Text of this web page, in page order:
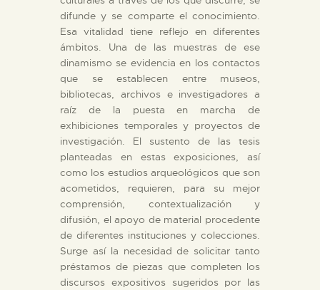
DIDÁCTICA
ESPAÑOL
PREPARAR LA VISITA
ACTIVIDADES
█
EL MUSEO
COLECCIONES
difunde y se comparte el conocimiento.
Esa vitalidad tiene reflejo en diferentes
ámbitos. Una de las muestras de ese
dinamismo se evidencia en los contactos
que se establecen entre museos,
bibliotecas, archivos e investigadores a
raíz de la puesta en marcha de
exhibiciones temporales y proyectos de
investigación. El sustento de las tesis
planteadas en estas exposiciones, así
como los estudios arqueológicos que son
acometidos, requieren, para su mejor
comprensión, contextualización y
difusión, el apoyo de material procedente
de diferentes instituciones y colecciones.
Surge así la necesidad de solicitar tanto
préstamos de piezas que completen los
discursos expositivos sugeridos por las